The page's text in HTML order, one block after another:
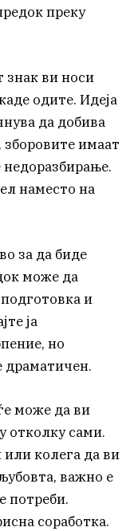
преку
знак ви носи
одите. Идеја
да добива
имаат
наместо на
за да биде
може да
и
ја
но
драматичен.
може да ви
отколку сами.
колега да ви
важно е
потреби.
соработка.